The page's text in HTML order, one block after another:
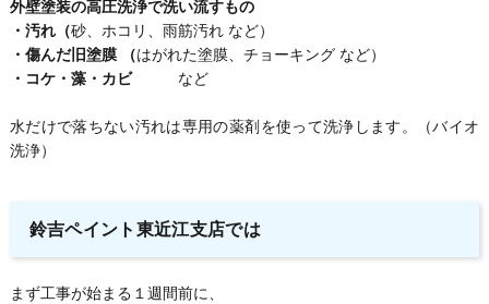
外壁塗装の高圧洗浄で洗い流すもの
・汚れ（砂、ホコリ、雨筋汚れ など）
・傷んだ旧塗膜 （はがれた塗膜、チョーキング など）
・コケ・藻・カビなど
水だけで落ちない汚れは専用の薬剤を使って洗浄します。（バイオ
洗浄）
鈴吉ペイント東近江支店では
まず工事が始まる１週間前に、